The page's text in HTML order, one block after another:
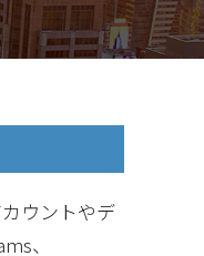
ウントやデ
、